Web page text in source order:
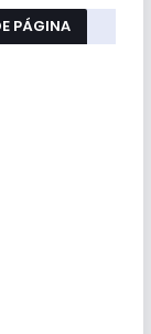
PÁGINA